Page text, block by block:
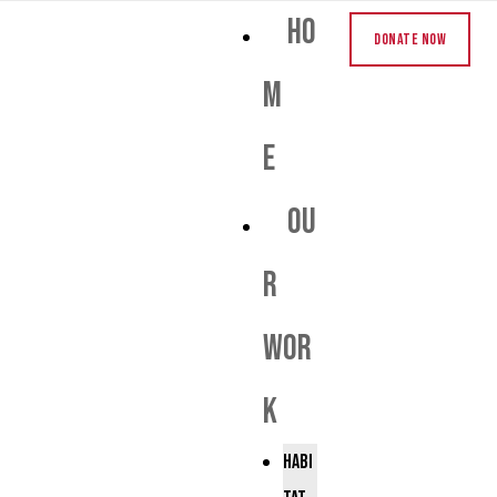
Ho
m
e
Ou
r
Wor
k
Habi
Donate Now